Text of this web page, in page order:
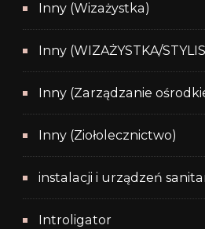
Inny (Wizażystka)
Inny (WIZAŻYSTKA/
Inny (Zarządzanie
Inny (Ziołolecznictwo)
instalacji i urządzeń
Introligator